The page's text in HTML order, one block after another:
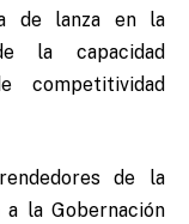
de lanza en la
la capacidad
competitividad
de la
a la Gobernación